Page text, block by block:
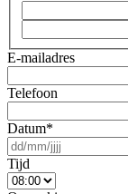
E-mailadres
Telefoon
Datum*
Tijd